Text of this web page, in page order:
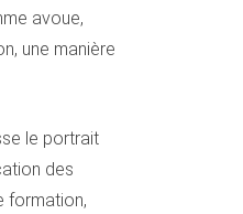
avoue,
une manière
le portrait
des
formation,